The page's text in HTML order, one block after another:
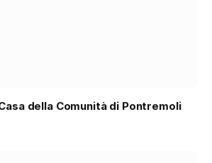
della Comunità di Pontremoli